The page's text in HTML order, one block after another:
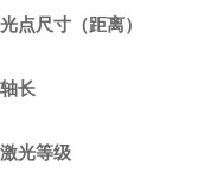
光点尺寸（距离）
轴长
激光等级